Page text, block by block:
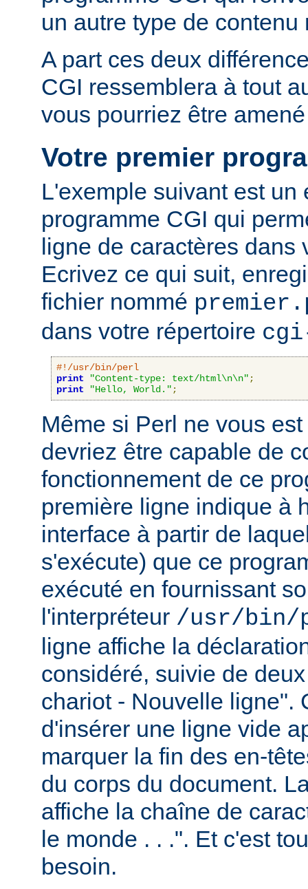
un autre type de contenu
A part ces deux
CGI ressemblera à tout
vous pourriez être
Votre premier
L'exemple suivant est un
programme CGI qui
ligne de caractères dans
Ecrivez ce qui suit,
fichier nommé
dans votre répertoire
#!/usr/bin/perl
print
"Content-type: text/html\n\n" ;
print
"Hello, World." ;
Même si Perl ne vous
devriez être capable de
fonctionnement de ce
première ligne indique à
interface à partir de
s'exécute) que ce
exécuté en fournissant
l'interpréteur /usr/bin/
ligne affiche la
considéré, suivie de
chariot - Nouvelle ligne".
d'insérer une ligne vide
marquer la fin des en-
du corps du document.
affiche la chaîne de
le monde . . .". Et c'est
besoin.